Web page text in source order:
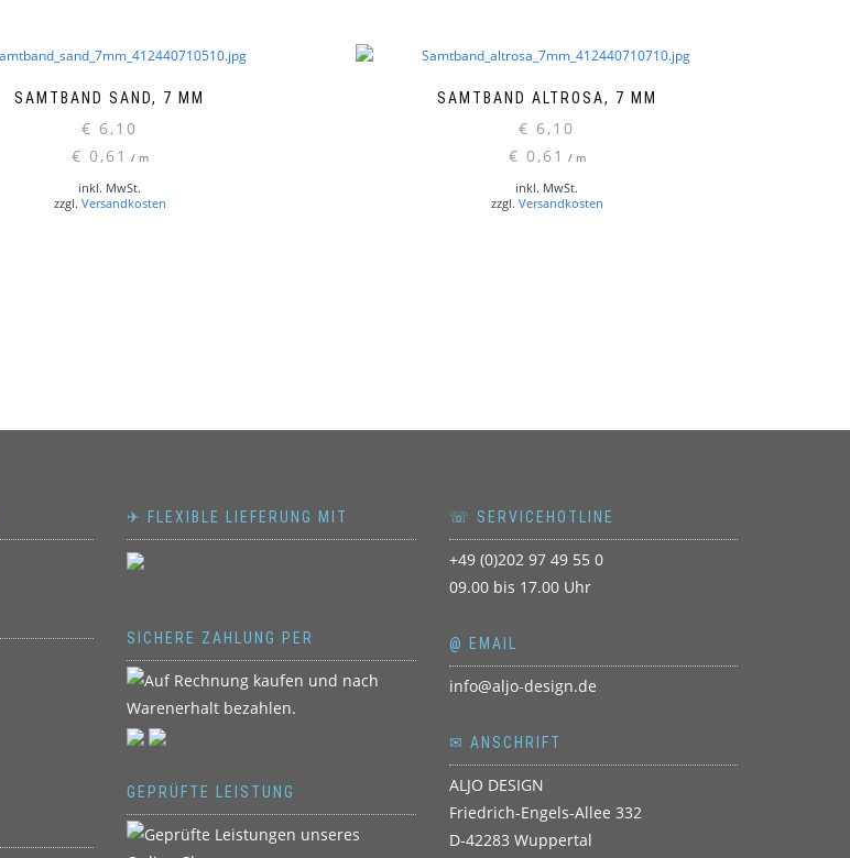
SAMTBAND SAND, 7 MM
€ 6,10
€ 0,61 / m
inkl. MwSt.
zzgl. Versandkosten
SAMTBAND ALTROSA, 7 MM
€ 6,10
€ 0,61 / m
inkl. MwSt.
zzgl. Versandkosten
✈ FLEXIBLE LIEFERUNG MIT
SICHERE ZAHLUNG PER
GEPRÜFTE LEISTUNG
☏ SERVICEHOTLINE
+49 (0)202 97 49 55 0
09.00 bis 17.00 Uhr
@ EMAIL
info@aljo-design.de
✉ ANSCHRIFT
ALJO DESIGN
Friedrich-Engels-Allee 332
D-42283 Wuppertal